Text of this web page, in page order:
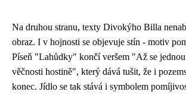
Na druhou stranu, texty Divokýho Billa
obraz. I v hojnosti se objevuje stín - motiv
Píseň "Lahůdky" končí veršem "Až se jednou
věčnosti hostině", který dává tušit, že i
konec. Jídlo se tak stává i symbolem